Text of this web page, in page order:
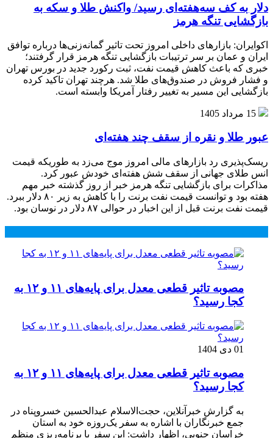
دلار به کف سه‌هفته‌ای رسید/ واکنش طلا و سکه به
بازگشایی تنگه هرمز
اکوایران: بازارهای داخلی امروز تحت تاثیر گمانه‌زنی‌ها درباره توافق
ایران و عمان بر سر ترتیبات بازگشایی تنگه هرمز قرار گرفتند؛
خبری که باعث کاهش قیمت نفت، ثبت رکورد جدید در بورس تهران
و فشار فروش در صندوق‌های طلا شد. هرچند تهران تاکید کرده
بازگشایی این مسیر به تغییر رفتار آمریکا وابسته است.
15 مرداد 1405
عبور طلا و نقره از سقف چند هفته‌ای
ریسک‌پذیری رد بازارهای مالی امروز موج می‌زد به طوریکه قیمت
انس طلای جهانی از سقف شش هفته‌ای خودش عبور کرد.
مذاکرات برای بازگشایی تنگه هرمز خبر از روز گذشته خبر مهم
هفته بود و توانست قیمت نفت برنت را با کاهش به زیر ۸۰ دلار ببرد.
قیمت نفت برنت قبل از این اخبار در حوالی ۸۷ دلار در نوسان بود.
مصوبه تاثیر قطعی معدل برای پایه‌های ۱۱ و ۱۲ به
کجا رسید؟
01 دی 1404
مصوبه تاثیر قطعی معدل برای پایه‌های ۱۱ و ۱۲ به
کجا رسید؟
به گزارش خبرآنلاین، حجت‌الاسلام عبدالحسین خسروپناه در
جمع خبرنگاران با اشاره به سفر یک‌روزه خود به استان
خراسان جنوبی، اظهار داشت: این سفر با برنامه‌ریزی منظم